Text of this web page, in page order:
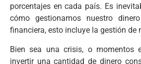
porcentajes en cada país. Es
cómo gestionamos nuestro
financiera, esto incluye la gestión de
Bien sea una crisis, o momentos
invertir una cantidad de dinero